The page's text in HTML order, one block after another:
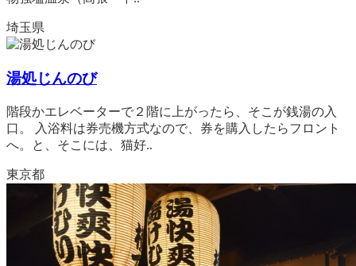
埼玉県
湯処じんのび
階段かエレベーターで２階に上がったら、そこが銭湯の入
口。 入浴料は券売機方式なので、券を購入したらフロント
へ。と、そこには、猫好..
東京都